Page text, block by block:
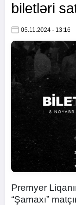
biletləri
05.11.2024 - 13:16
Premyer
“Şamaxı”